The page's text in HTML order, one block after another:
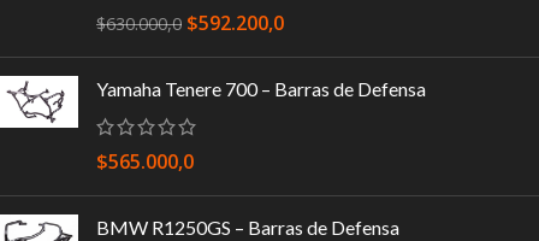
$630.000,0 $592.200,0
Yamaha Tenere 700 – Barras de Defensa
$565.000,0
BMW R1250GS – Barras de Defensa